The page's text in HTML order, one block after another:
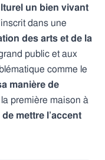
un bien vivant
dans une
des arts et de la
public et aux
comme le
manière de
la première maison à
mettre l’accent